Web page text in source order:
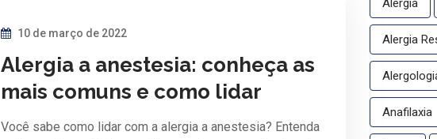
10 de março de 2022
Alergia a anestesia: conheça as
mais comuns e como lidar
Você sabe como lidar com a alergia a anestesia? Entenda
Alergia
Alergia
Anafilaxia